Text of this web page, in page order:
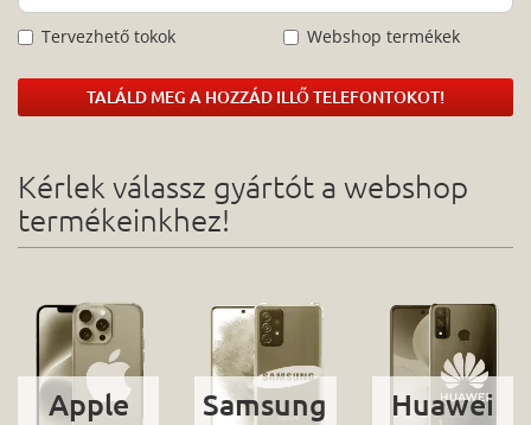
Tervezhető tokok Webshop termékek
TALÁLD MEG A HOZZÁD ILLŐ TELEFONTOKOT!
Kérlek válassz gyártót a webshop
termékeinkhez!
Apple Samsung Huawei